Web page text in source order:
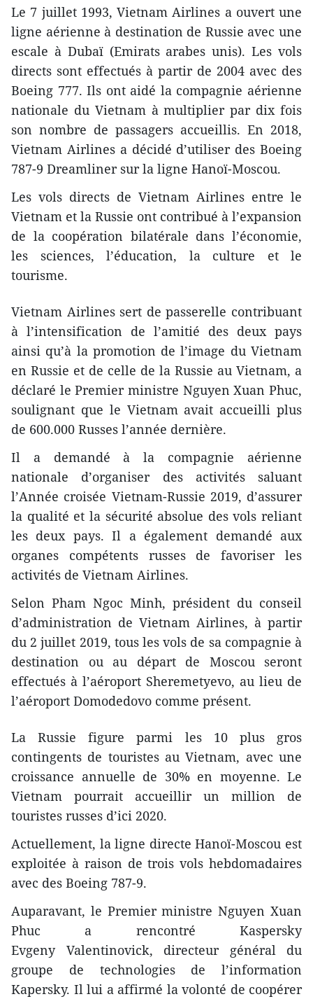
Le 7 juillet 1993, Vietnam Airlines a ouvert une
ligne aérienne à destination de Russie avec une
escale à Dubaï (Emirats arabes unis). Les vols
directs sont effectués à partir de 2004 avec des
Boeing 777. Ils ont aidé la compagnie aérienne
nationale du Vietnam à multiplier par dix fois
son nombre de passagers accueillis. En 2018,
Vietnam Airlines a décidé d’utiliser des Boeing
787-9 Dreamliner sur la ligne Hanoï-Moscou.
Les vols directs de Vietnam Airlines entre le
Vietnam et la Russie ont contribué à l’expansion
de la coopération bilatérale dans l’économie,
les sciences, l’éducation, la culture et le
tourisme.
Vietnam Airlines sert de passerelle contribuant
à l’intensification de l’amitié des deux pays
ainsi qu’à la promotion de l’image du Vietnam
en Russie et de celle de la Russie au Vietnam, a
déclaré le Premier ministre Nguyen Xuan Phuc,
soulignant que le Vietnam avait accueilli plus
de 600.000 Russes l’année dernière.
Il a demandé à la compagnie aérienne
nationale d’organiser des activités saluant
l’Année croisée Vietnam-Russie 2019, d’assurer
la qualité et la sécurité absolue des vols reliant
les deux pays. Il a également demandé aux
organes compétents russes de favoriser les
activités de Vietnam Airlines.
Selon Pham Ngoc Minh, président du conseil
d’administration de Vietnam Airlines, à partir
du 2 juillet 2019, tous les vols de sa compagnie à
destination ou au départ de Moscou seront
effectués à l’aéroport Sheremetyevo, au lieu de
l’aéroport Domodedovo comme présent.
La Russie figure parmi les 10 plus gros
contingents de touristes au Vietnam, avec une
croissance annuelle de 30% en moyenne. Le
Vietnam pourrait accueillir un million de
touristes russes d’ici 2020.
Actuellement, la ligne directe Hanoï-Moscou est
exploitée à raison de trois vols hebdomadaires
avec des Boeing 787-9.
Auparavant, le Premier ministre Nguyen Xuan
Phuc a rencontré Kaspersky
Evgeny Valentinovick, directeur général du
groupe de technologies de l’information
Kapersky. Il lui a affirmé la volonté de coopérer